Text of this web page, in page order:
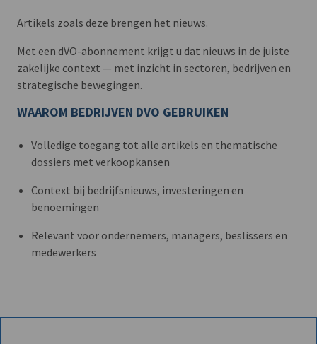
Artikels zoals deze brengen het nieuws.
Met een dVO-abonnement krijgt u dat nieuws in de juiste
zakelijke context — met inzicht in sectoren, bedrijven en
strategische bewegingen.
WAAROM BEDRIJVEN DVO GEBRUIKEN
Volledige toegang tot alle artikels en thematische
dossiers met verkoopkansen
Context bij bedrijfsnieuws, investeringen en
benoemingen
Relevant voor ondernemers, managers, beslissers en
medewerkers